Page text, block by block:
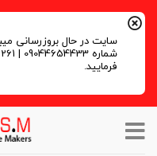
سایت در حال بروزرسانی
فرمایید.